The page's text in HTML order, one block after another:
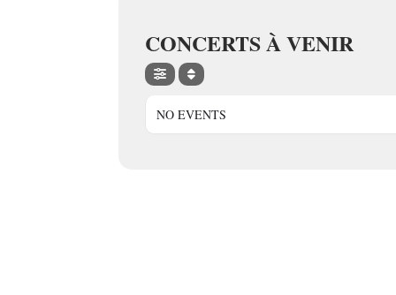
CONCERTS À VENIR
NO EVENTS